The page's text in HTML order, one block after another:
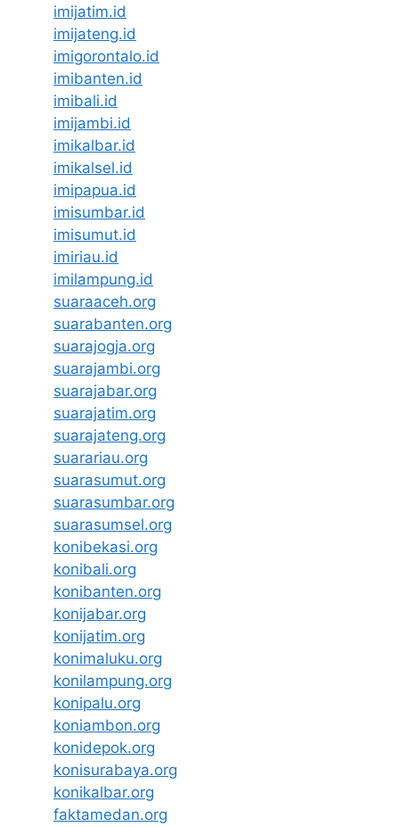
imijatim.id
imijateng.id
imigorontalo.id
imibanten.id
imibali.id
imijambi.id
imikalbar.id
imikalsel.id
imipapua.id
imisumbar.id
imisumut.id
imiriau.id
imilampung.id
suaraaceh.org
suarabanten.org
suarajogja.org
suarajambi.org
suarajabar.org
suarajatim.org
suarajateng.org
suarariau.org
suarasumut.org
suarasumbar.org
suarasumsel.org
konibekasi.org
konibali.org
konibanten.org
konijabar.org
konijatim.org
konimaluku.org
konilampung.org
konipalu.org
koniambon.org
konidepok.org
konisurabaya.org
konikalbar.org
faktamedan.org